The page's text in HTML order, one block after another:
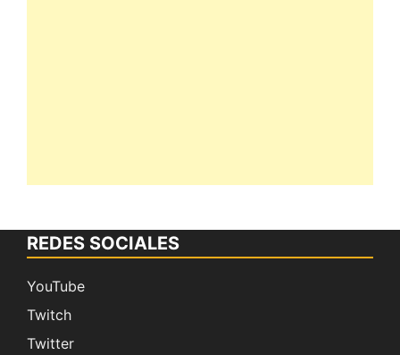
REDES SOCIALES
YouTube
Twitch
Twitter